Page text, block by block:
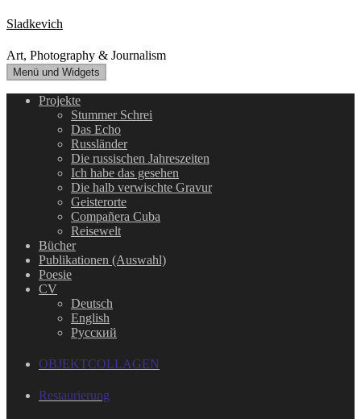
Zum
Inhalt
springen
Sladkevich
Art, Photography & Journalism
Menü und Widgets
Projekte
Stummer Schrei
Das Echo
Russländer
Die russischen Jahreszeiten
Ich habe das gesehen
Die halb verwischte Gravur
Geisterorte
Compañera Cuba
Reisewelt
Bücher
Publikationen (Auswahl)
Poesie
CV
Deutsch
English
Русский
OBJEKTCOLLAGEN
Restaurierung